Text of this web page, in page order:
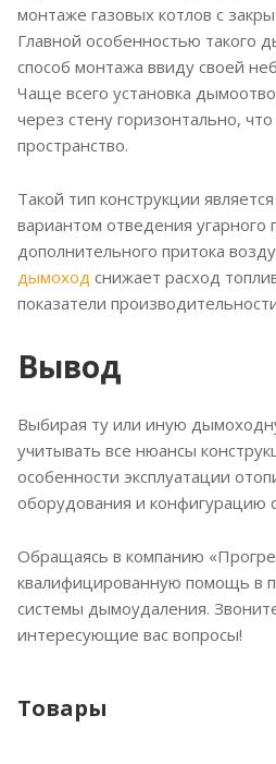
монтаже газовых котлов с
Главной особенностью такого
способ монтажа ввиду своей
Чаще всего установка
через стену горизонтально,
пространство.
Такой тип конструкции
вариантом отведения угарного
дополнительного притока
дымоход снижает расход
показатели
Вывод
Выбирая ту или иную
учитывать все нюансы
особенности эксплуатации
оборудования и конфигурацию
Обращаясь в компанию
квалифицированную помощь в
системы дымоудаления.
интересующие вас вопросы!
Товары